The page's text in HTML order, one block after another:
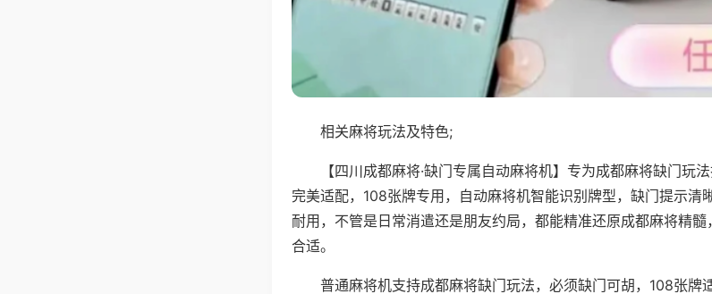
相关麻将玩法及特色;
【四川成都麻将·缺门专属自动麻将机】专为成都麻将缺门玩
完美适配，108张牌专用，自动麻将机智能识别牌型，缺门提示清
耐用，不管是日常消遣还是朋友约局，都能精准还原成都麻将精
合适。
普通麻将机支持成都麻将缺门玩法，必须缺门可胡，108张牌